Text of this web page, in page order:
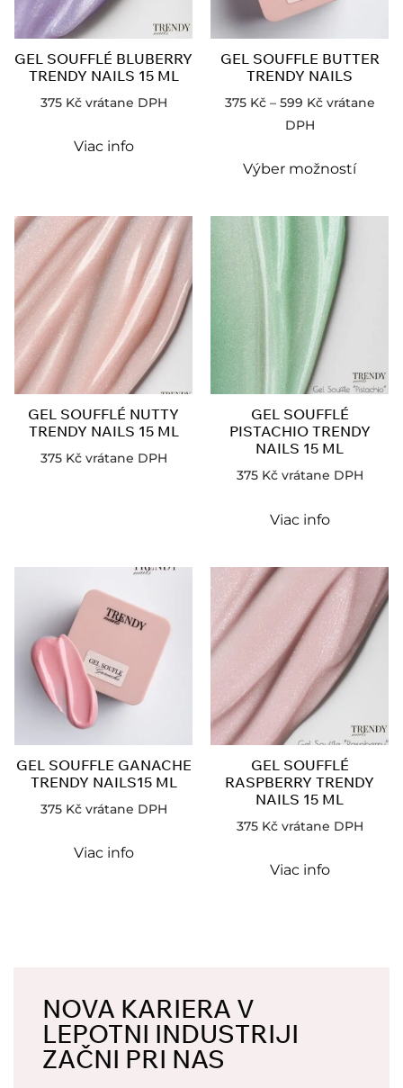
GEL SOUFFLÉ BLUBERRY
TRENDY NAILS 15 ML
375 Kč vrátane DPH
Viac info
GEL SOUFFLE BUTTER
TRENDY NAILS
375 Kč – 599 Kč vrátane
DPH
Výber možností
GEL SOUFFLÉ NUTTY
TRENDY NAILS 15 ML
375 Kč vrátane DPH
GEL SOUFFLÉ
PISTACHIO TRENDY
NAILS 15 ML
375 Kč vrátane DPH
Viac info
GEL SOUFFLE GANACHE
TRENDY NAILS15 ML
375 Kč vrátane DPH
Viac info
GEL SOUFFLÉ
RASPBERRY TRENDY
NAILS 15 ML
375 Kč vrátane DPH
Viac info
NOVA KARIERA V
LEPOTNI INDUSTRIJI
ZAČNI PRI NAS